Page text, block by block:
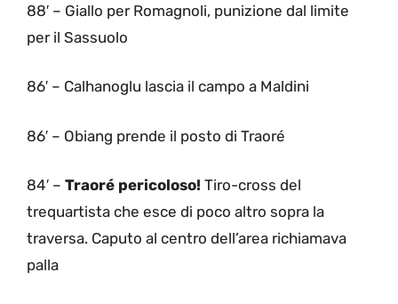
88′ – Giallo per Romagnoli, punizione dal limite
per il Sassuolo
86′ – Calhanoglu lascia il campo a Maldini
86′ – Obiang prende il posto di Traoré
84′ – Traoré pericoloso! Tiro-cross del
trequartista che esce di poco altro sopra la
traversa. Caputo al centro dell’area richiamava
palla